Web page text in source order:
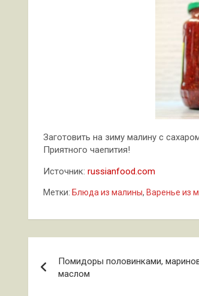
Заготовить на зиму малину с
Приятного чаепития!
Источник: russianfood.com
Метки: Блюда из малины, Варенье из
по
Помидоры половинками,
маслом